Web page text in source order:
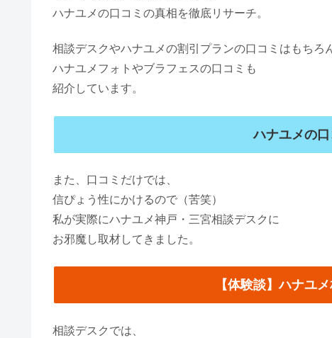
ハナユメの口コミの真相を徹底リサーチ。
相談デスクやハナユメの割引プランの口コミはもちろ
ハナユメフォトやブラフェスの口コミも
紹介しています。
ハナユメの
また、口コミだけでは、
信ぴょう性にかけるので（苦笑）
私が実際にハナユメ神戸・三宮相談デスクに
お邪魔し取材してきました。
【体験談】ハナユ
相談デスクでは、